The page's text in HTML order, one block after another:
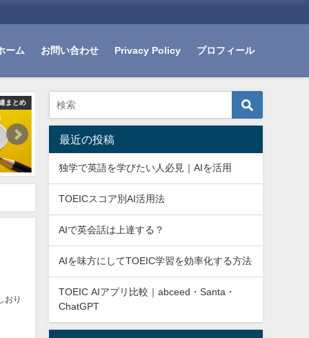
ーム お問い合わせ Privacy Policy プロフィール
生きている英語
おり
最近の投稿
独学で英語を学びたい人必見｜AIを活用
TOEICスコア別AI活用法
AIで英会話は上達する？
AIを味方にしてTOEIC学習を効率化する方法
TOEIC AIアプリ比較｜abceed・Santa・
ChatGPT